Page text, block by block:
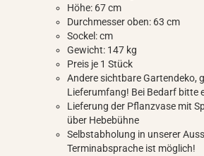
Höhe: 67 cm
Durchmesser oben: 63 cm
Sockel: cm
Gewicht: 147 kg
Preis je 1 Stück
Andere sichtbare Gartendeko,
Lieferumfang! Bei Bedarf bitte
Lieferung der Pflanzvase mit
über Hebebühne
Selbstabholung in unserer
Terminabsprache ist möglich!